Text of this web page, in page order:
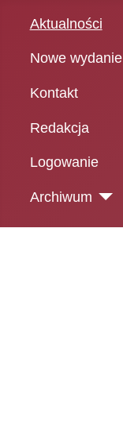
Aktualności
Nowe wydanie
Kontakt
Redakcja
Logowanie
Archiwum